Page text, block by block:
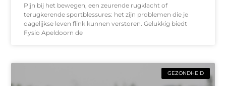
Pijn bij het bewegen, een zeurende rugklacht of
terugkerende sportblessures: het zijn problemen die je
dagelijkse leven flink kunnen verstoren. Gelukkig biedt
Fysio Apeldoorn de
GEZONDHEID